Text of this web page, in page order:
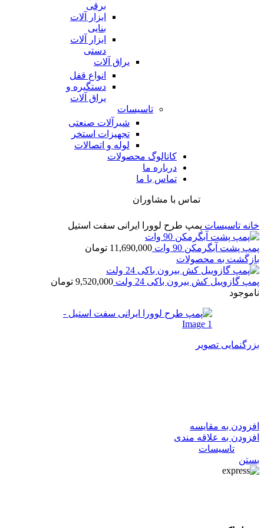
برقی
ابزار آلات
بنایی
ابزار آلات
دستی
یراق آلات
انواع قفل
دستگیره و
یراق آلات
تاسیسات
شیرآلات صنعتی
تجهیزات استخر
لوله و اتصالات
کاتالوگ محصولات
درباره ما
تماس با ما
تماس با مشاوران
خانه تاسیسات پمپ طرح لوورا ایرانی سفت استیل
پمپ پشت آبگرمکن 90 وات 11,690,000 تومان
بازگشت به محصولات
پمپ گازوییل کش بیرون باکی 24 ولت 9,520,000 تومان
ناموجود
بزرگنمایی تصویر
افزودن به مقایسه
افزودن به علاقه مندی
تاسیسات
بستن